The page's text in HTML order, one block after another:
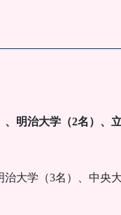
、明治大学（2名）
大学（3名）、中